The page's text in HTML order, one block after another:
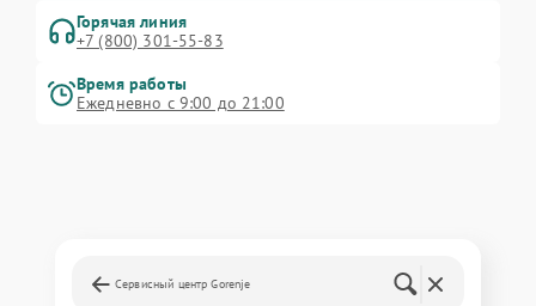
Горячая линия
+7 (800) 301-55-83
Время работы
Ежедневно с 9:00 до 21:00
Сервисный центр Gorenje